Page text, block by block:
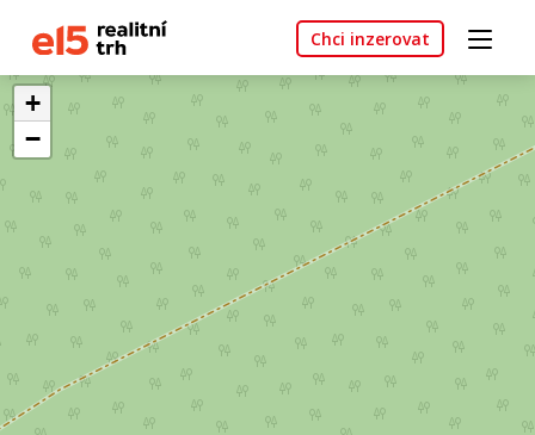
Chci inzerovat
+
−